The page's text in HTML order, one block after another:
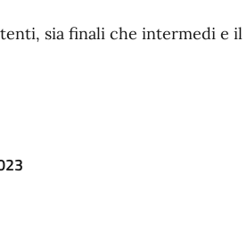
sia finali che intermedi e il